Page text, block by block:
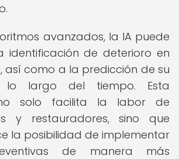
avanzados, la IA puede
identificación de deterioro en
así como a la predicción de su
lo largo del tiempo. Esta
solo facilita la labor de
y restauradores, sino que
la posibilidad de implementar
de manera más